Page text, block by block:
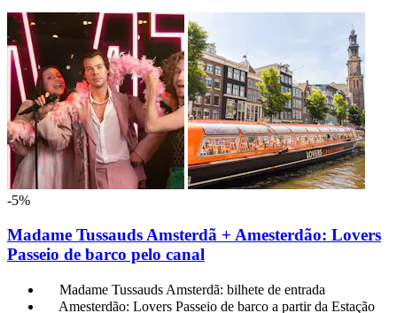
-5%
Madame Tussauds Amsterdã + Amesterdão: Lovers
Passeio de barco pelo canal
Madame Tussauds Amsterdã: bilhete de entrada
Amesterdão: Lovers Passeio de barco a partir da Estação